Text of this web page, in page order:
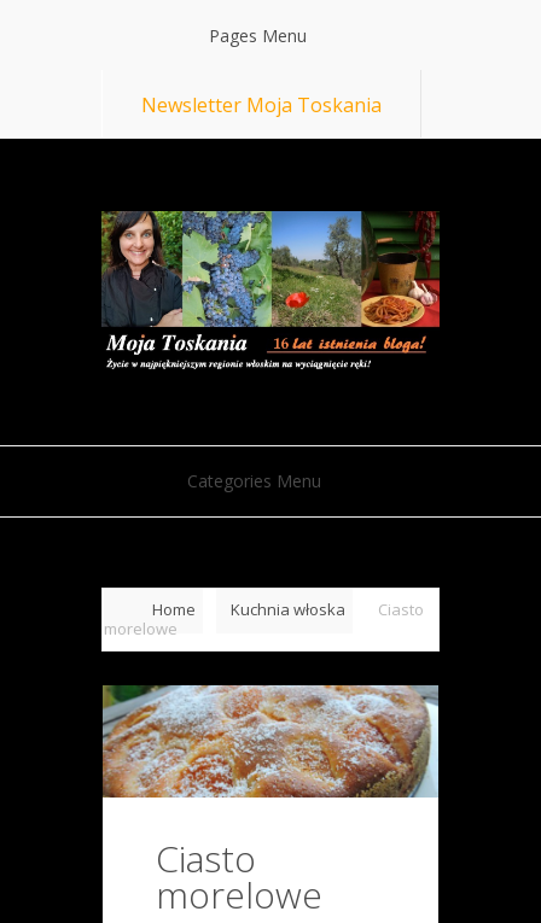
Pages Menu
Newsletter Moja Toskania
Categories Menu
Home Kuchnia włoska
Ciasto
morelowe
Ciasto
morelowe